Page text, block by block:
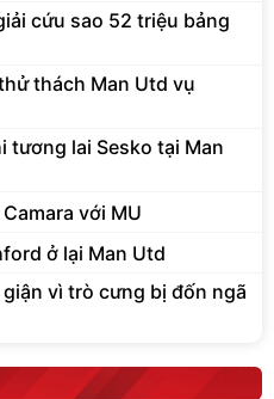
cứu sao 52 triệu bảng
thách Man Utd vụ
tương lai Sesko tại Man
với MU
ở lại Man Utd
vì trò cưng bị đốn ngã